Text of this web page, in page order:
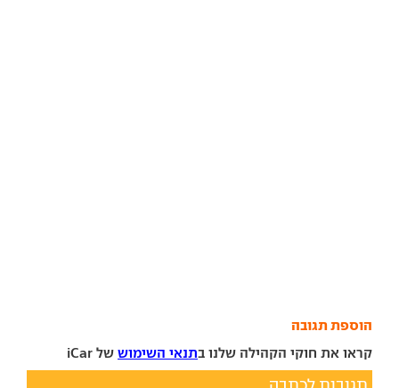
הוספת תגובה
קראו את חוקי הקהילה שלנו בתנאי השימוש של iCar